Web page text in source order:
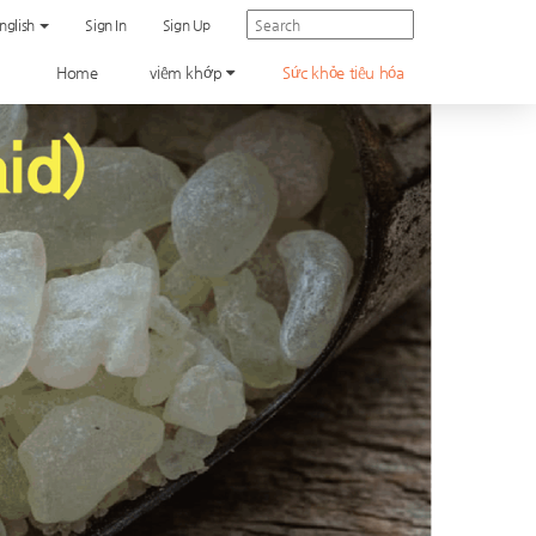
Sign In Sign Up
Home viêm khớp Sức khỏe tiêu hóa